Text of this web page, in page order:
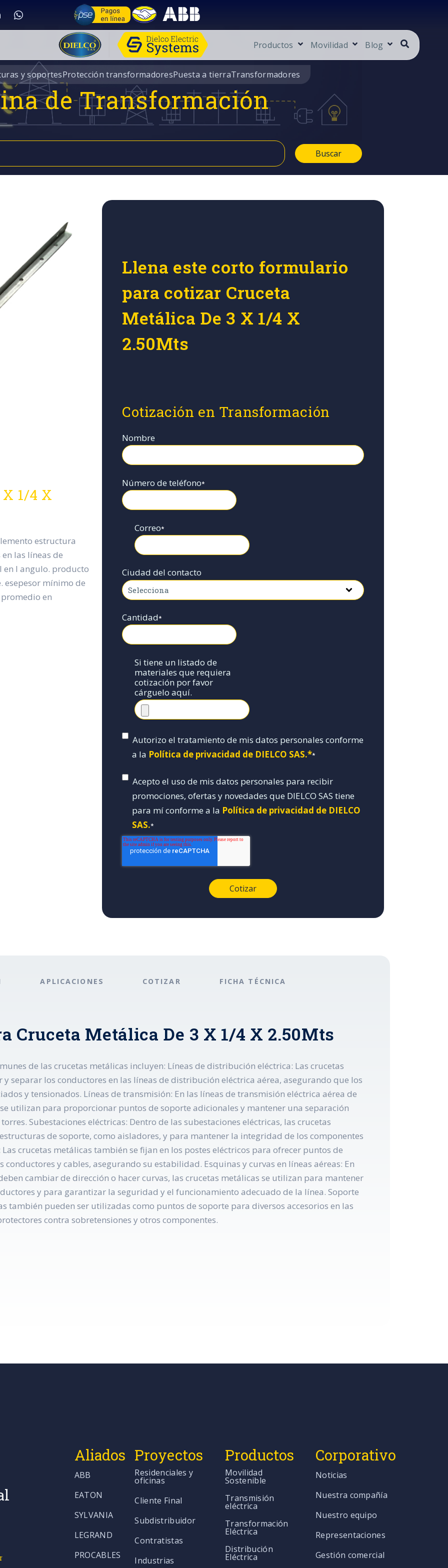
Productos Movilidad Blog
y soportesProtección transformadoresPuesta a tierraTransformadores
de Transformación
Buscar
1/4 X
estructura
las líneas de
en l angulo. producto
esepesor mínimo de
en
Llena este corto formulario
para cotizar Cruceta
Metálica De 3 X 1/4 X
2.50Mts
Cotización en Transformación
Nombre
Número de teléfono*
Correo*
Ciudad del contacto
Cantidad*
Si tiene un listado de
materiales que requiera
cotización por favor
cárguelo aquí.
Autorizo el tratamiento de mis datos personales conforme
a la Política de privacidad de DIELCO SAS.**
Acepto el uso de mis datos personales para recibir
promociones, ofertas y novedades que DIELCO SAS tiene
para mí conforme a la Política de privacidad de DIELCO
SAS.*
APLICACIONES COTIZAR FICHA TÉCNICA
Cruceta Metálica De 3 X 1/4 X 2.50Mts
de las crucetas metálicas incluyen: Líneas de distribución eléctrica: Las crucetas
separar los conductores en las líneas de distribución eléctrica aérea, asegurando que los
y tensionados. Líneas de transmisión: En las líneas de transmisión eléctrica aérea de
utilizan para proporcionar puntos de soporte adicionales y mantener una separación
Subestaciones eléctricas: Dentro de las subestaciones eléctricas, las crucetas
de soporte, como aisladores, y para mantener la integridad de los componentes
crucetas metálicas también se fijan en los postes eléctricos para ofrecer puntos de
y cables, asegurando su estabilidad. Esquinas y curvas en líneas aéreas: En
cambiar de dirección o hacer curvas, las crucetas metálicas se utilizan para mantener
y para garantizar la seguridad y el funcionamiento adecuado de la línea. Soporte
también pueden ser utilizadas como puntos de soporte para diversos accesorios en las
contra sobretensiones y otros componentes.
Aliados
ABB
EATON
SYLVANIA
LEGRAND
PROCABLES
Proyectos
Residenciales y
oficinas
Cliente Final
Subdistribuidor
Contratistas
Industrias
Productos
Movilidad
Sostenible
Transmisión
eléctrica
Transformación
Eléctrica
Distribución
Eléctrica
Corporativo
Noticias
Nuestra compañía
Nuestro equipo
Representaciones
Gestión comercial